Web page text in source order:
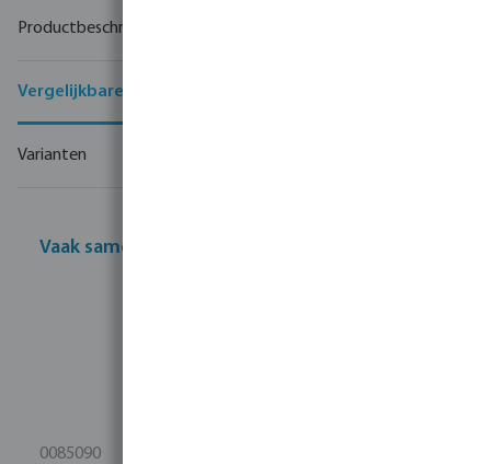
Productbeschrijving
Vergelijkbare producten
Varianten
Vaak samen gekocht
0085090